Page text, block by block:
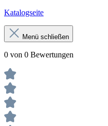
Katalogseite
Menü schließen
0 von 0 Bewertungen